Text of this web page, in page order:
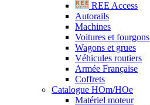
REE Access
Autorails
Machines
Voitures et fourgons
Wagons et grues
Véhicules routiers
Armée Française
Coffrets
Catalogue HOm/HOe
Matériel moteur